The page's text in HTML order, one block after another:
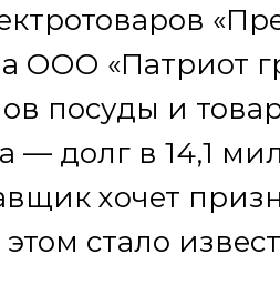
ООО «Патриот
посуды и
— долг в 14,1
хочет
стало